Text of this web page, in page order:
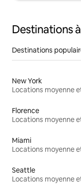
Destinations
Destinations
New York
Florence
Miami
Seattle